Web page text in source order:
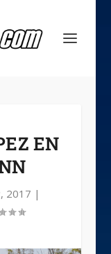
EN
2017 |